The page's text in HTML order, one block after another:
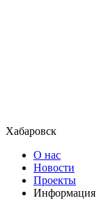
Хабаровск
О нас
Новости
Проекты
Информация